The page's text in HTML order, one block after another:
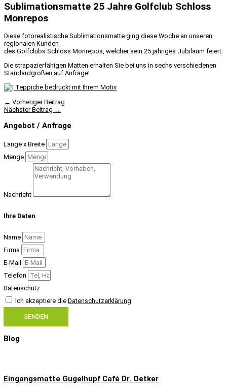
Sublimationsmatte 25 Jahre Golfclub Schloss
Monrepos
Diese fotorealistische Sublimationsmatte ging diese Woche an unseren
regionalen Kunden
des Golfclubs Schloss Monrepos, welcher sein 25 jähriges Jubiläum feiert.
Die strapazierfähigen Matten erhalten Sie bei uns in sechs verschiedenen
Standardgrößen auf Anfrage!
← Vorheriger Beitrag
Nächster Beitrag →
Angebot / Anfrage
Länge x Breite
Menge
Nachricht
Ihre Daten
Name
Firma
E-Mail
Telefon
Datenschutz
Ich akzeptiere die Datenschutzerklärung
SENDEN
Blog
Eingangsmatte Gugelhupf Café Dr. Oetker